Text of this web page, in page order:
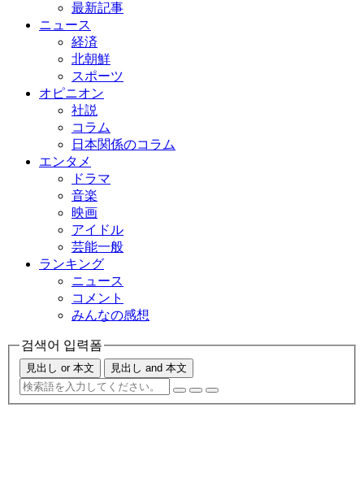
最新記事
ニュース
経済
北朝鮮
スポーツ
オピニオン
社説
コラム
日本関係のコラム
エンタメ
ドラマ
音楽
映画
アイドル
芸能一般
ランキング
ニュース
コメント
みんなの感想
검색어 입력폼
見出し or 本文 見出し and 本文